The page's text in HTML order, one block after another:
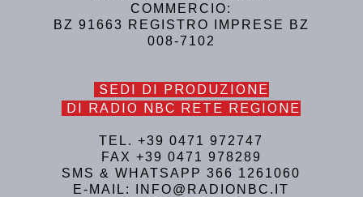
COMMERCIO:
BZ 91663 REGISTRO IMPRESE BZ
008-7102
SEDI DI PRODUZIONE
DI RADIO NBC RETE REGIONE
TEL. +39 0471 972747
FAX +39 0471 978289
SMS & WHATSAPP 366 1261060
E-MAIL: INFO@RADIONBC.IT